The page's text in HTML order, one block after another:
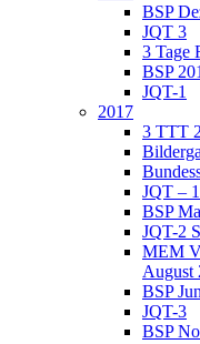
BSP
JQT 3
3 Tage
BSP
JQT-1
2017
3 TTT
JQT –
BSP
JQT-2
MEM
August
BSP
JQT-3
BSP